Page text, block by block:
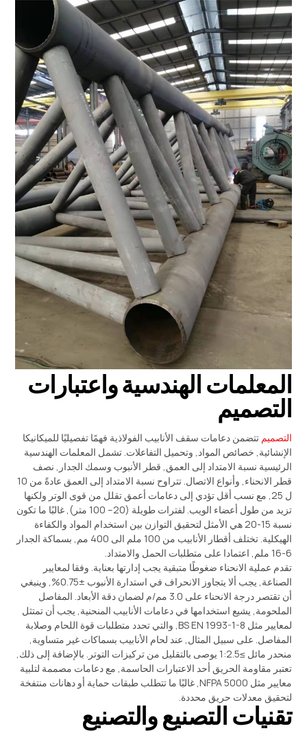
المعلمات الهندسية واعتبارات
التصميم
التصميم تتضمن دعامات سقف الأنابيب الفولاذية فهمًا تفصيليًا للميكانيكا
الإنشائية, خصائص المواد, وتحميل التفاعلات. تشمل المعلمات الهندسية
الرئيسية نسبة الامتداد إلى العمق, قطر الأنبوب وسمك الجدار, نصف
قطر الانحناء, وأنواع الاتصال. تتراوح نسبة الامتداد إلى العمق عادةً من 10
ل 25, مع نسب أقل تؤدي إلى دعامات أعمق تقلل من قوى الوتر ولكنها
تزيد من طول أعضاء الويب. لفترات طويلة (20– 100 متر), غالبًا ما تكون
نسبة 15-20 هي الأمثل لتحقيق التوازن بين استخدام المواد والكفاءة
الهيكلية. تختلف أقطار الأنابيب من 100 ملم الى 400 مم, بسماكة الجدار
6-16 ملم, اعتمادا على متطلبات الحمل والامتداد.
تقدم عملية الانحناء ضغوطًا متبقية يجب إدارتها بعناية. وفقا لمعايير
الصناعة, يجب ألا يتجاوز الانحراف في استدارة الأنبوب ±0.75%, وينبغي
أن تقتصر درجة الانحناء على 3.0 مم/م لضمان دقة الأبعاد. المفاصل
الملحومة, يشيع استخدامها في دعامات الأنابيب المنحنية, يجب أن تمتثل
لمعايير مثل BS EN 1993-1-8, والتي تحدد متطلبات قوة اللحام وصلابة
المفاصل. على سبيل المثال, عند لحام الأنابيب بسماكات غير متساوية,
منحدر مائل ≥1:2.5 يوصى بالتقليل من تركيزات التوتر. بالإضافة إلى ذلك,
تعتبر مقاومة الحريق أحد الاعتبارات الحاسمة, مع دعامات مصممة لتلبية
معايير مثل NFPA 5000, غالبًا ما تتطلب طبقات حماية أو دهانات منتفخة
لتحقيق معدلات حريق محددة.
تقنيات التصنيع والتصنيع